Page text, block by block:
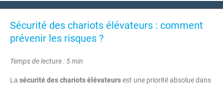
Sécurité des chariots élévateurs : comment
prévenir les risques ?
Temps de lecture : 5 min
La sécurité des chariots élévateursest une priorité absolue dans